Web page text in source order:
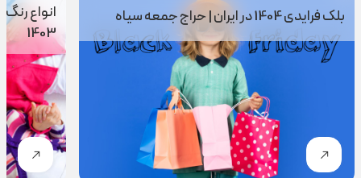
بلک فرایدی 1404 در ایران | حراج جمعه سیاه
انواع
1403